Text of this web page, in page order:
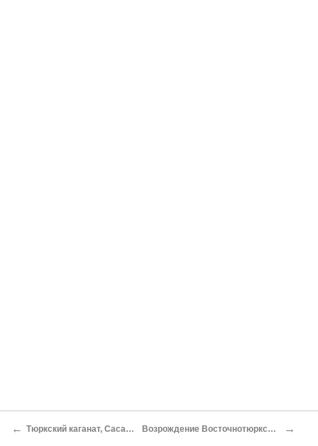
← Тюркский каганат, Сасанидский Иран и Византия. Шелковый путь Возрождение Восточнотюркского каганата. Тюргешский каганат. Борьба с арабами →